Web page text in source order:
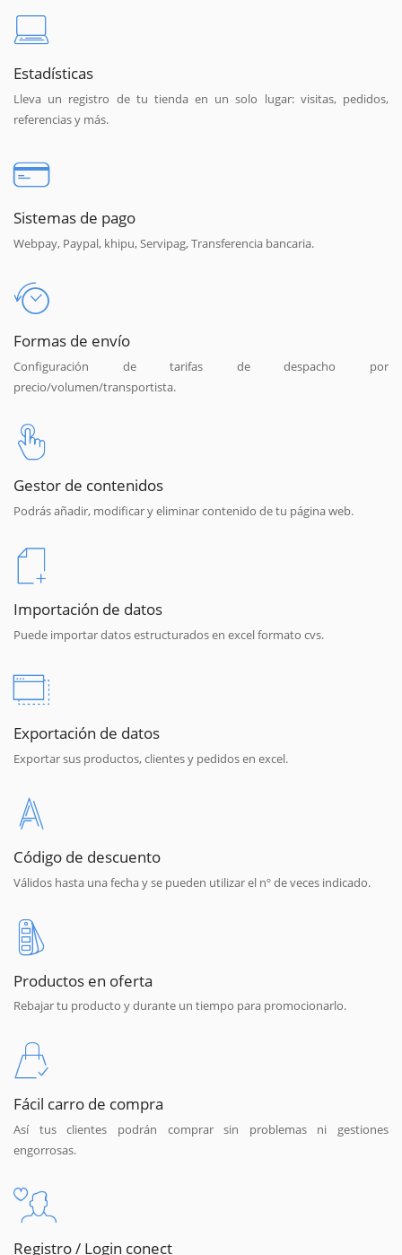
Estadísticas
Lleva un registro de tu tienda en un solo lugar: visitas, pedidos,
referencias y más.
Sistemas de pago
Webpay, Paypal, khipu, Servipag, Transferencia bancaria.
Formas de envío
Configuración de tarifas de despacho por
precio/volumen/transportista.
Gestor de contenidos
Podrás añadir, modificar y eliminar contenido de tu página web.
Importación de datos
Puede importar datos estructurados en excel formato cvs.
Exportación de datos
Exportar sus productos, clientes y pedidos en excel.
Código de descuento
Válidos hasta una fecha y se pueden utilizar el nº de veces indicado.
Productos en oferta
Rebajar tu producto y durante un tiempo para promocionarlo.
Fácil carro de compra
Así tus clientes podrán comprar sin problemas ni gestiones
engorrosas.
Registro / Login conect